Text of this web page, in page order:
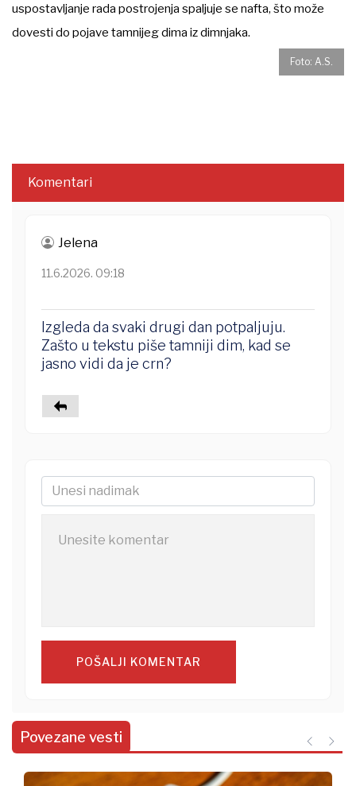
uspostavljanje rada postrojenja spaljuje se nafta, što može
dovesti do pojave tamnijeg dima iz dimnjaka.
Foto: A.S.
Komentari
Jelena
11.6.2026. 09:18
Izgleda da svaki drugi dan potpaljuju.
Zašto u tekstu piše tamniji dim, kad se
jasno vidi da je crn?
POŠALJI KOMENTAR
Povezane vesti